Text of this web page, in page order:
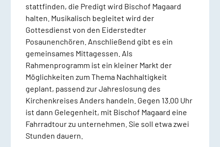
stattfinden, die Predigt wird Bischof Magaard
halten. Musikalisch begleitet wird der
Gottesdienst von den Eiderstedter
Posaunenchören. Anschließend gibt es ein
gemeinsames Mittagessen. Als
Rahmenprogramm ist ein kleiner Markt der
Möglichkeiten zum Thema Nachhaltigkeit
geplant, passend zur Jahreslosung des
Kirchenkreises Anders handeln. Gegen 13.00 Uhr
ist dann Gelegenheit, mit Bischof Magaard eine
Fahrradtour zu unternehmen. Sie soll etwa zwei
Stunden dauern.